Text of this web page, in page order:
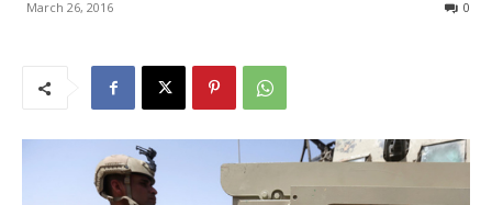
March 26, 2016 0